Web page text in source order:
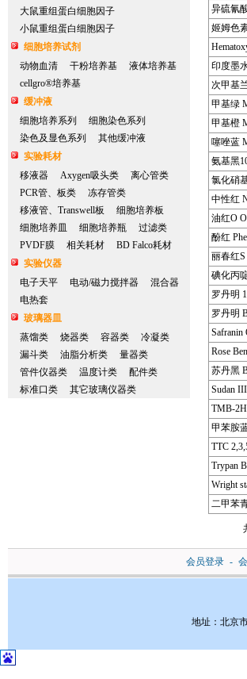
大鼠重组蛋白细胞因子
小鼠重组蛋白细胞因子
细胞培养试剂
动物血清
干粉培养基
液体培养基
cellgro®培养基
缓冲液
细胞培养系列
细胞染色系列
染色及显色系列
其他缓冲液
实验耗材
移液器
Axygen吸头类
离心管类
PCR管、板类
冻存管类
移液管、Transwell板
细胞培养板
细胞培养皿
细胞培养瓶
过滤类
PVDF膜
相关耗材
BD Falco耗材
实验仪器
电子天平
电动/磁力搅拌器
混合器
电热套
玻璃器皿
蒸馏类
烧器类 容器类
冷凝类
漏斗类
油脂分析类
量器类
管件仪器类
温度计类
配件类
标准口类
其它玻璃仪器类
异硫氰
姬姆色
印度墨
次甲基
甲基绿
甲基橙
噻唑蓝
氨基黑
氯化硝
中性红
油红O
酚红
丽春红S
碘化丙
罗丹明
罗丹明
Safranin
Rose
苏丹黑
Sudan
TMB-
甲苯胺
TTC
Trypan
Wright
二甲苯
会员登录 -
地址：北京